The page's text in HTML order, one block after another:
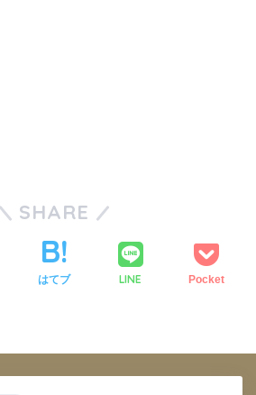
SHARE
はてブ LINE Pocket